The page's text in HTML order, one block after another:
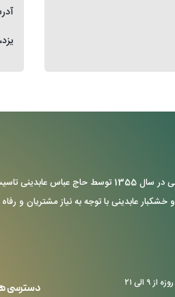
آجیل و خشکبار عابدینی در سال
و خشکبار عابدینی با توجه به نیاز مشتریان و
ساعات پشتیبانی همه روزه از ۹ الی ۲۱ دسترسی